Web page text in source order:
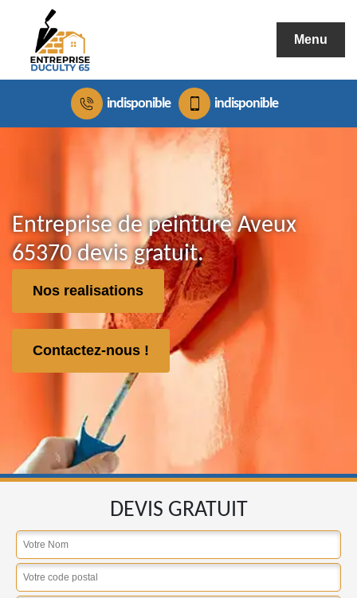
Menu
indisponible indisponible
Entreprise de peinture Aveux
65370 devis gratuit.
Nos realisations
Contactez-nous !
DEVIS GRATUIT